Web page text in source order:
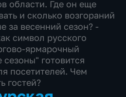
области. Где он еще
и сколько возгораний
за весенний сезон? -
символ русского
ярмарочный
готовится
посетителей. Чем
гостей?